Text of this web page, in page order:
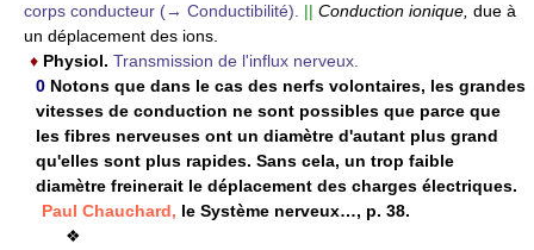
corps conducteur (→ Conductibilité). || Conduction ionique, due à
un déplacement des ions.
♦ Physiol. Transmission de l'influx nerveux.
0 Notons que dans le cas des nerfs volontaires, les grandes
vitesses de conduction ne sont possibles que parce que
les fibres nerveuses ont un diamètre d'autant plus grand
qu'elles sont plus rapides. Sans cela, un trop faible
diamètre freinerait le déplacement des charges électriques.
Paul Chauchard, le Système nerveux…, p. 38.
❖